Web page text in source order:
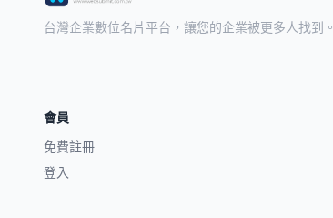
台灣企業數位名片平台，讓您的企業被更多人找到。
會員
免費註冊
登入